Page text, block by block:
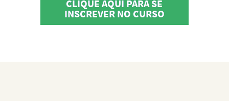
CLIQUE AQUI PARA SE
INSCREVER NO CURSO